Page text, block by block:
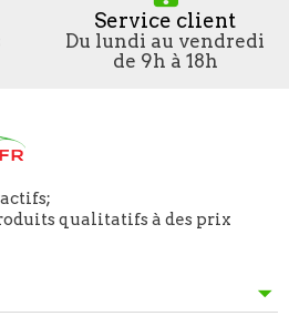
Service client
Du lundi au vendredi
de 9h à 18h
qualitatifs à des prix